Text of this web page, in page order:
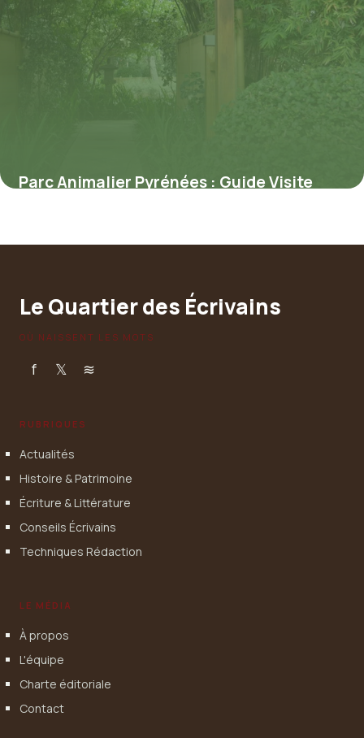
Parc Animalier Pyrénées : Guide Visite
Le Quartier des Écrivains
OÙ NAISSENT LES MOTS
f 𝕏 ≋
RUBRIQUES
Actualités
Histoire & Patrimoine
Écriture & Littérature
Conseils Écrivains
Techniques Rédaction
LE MÉDIA
À propos
L'équipe
Charte éditoriale
Contact